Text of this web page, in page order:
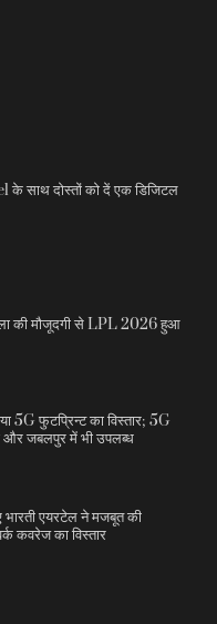
साथ दोस्तों को दें एक डिजिटल
की मौजूदगी से LPL 2026 हुआ
5G फुटप्रिन्ट का विस्तार; 5G
और जबलपुर में भी उपलब्ध
भारती एयरटेल ने मजबूत की
कवरेज का विस्तार